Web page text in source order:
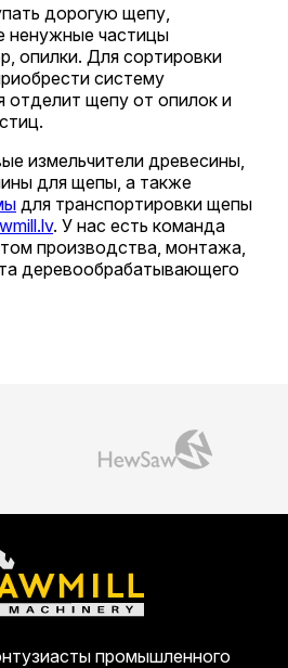
дорогую щепу,
частицы
опилки. Для сортировки
систему
отделит щепу от опилок и
измельчители древесины,
для щепы, а также
для транспортировки щепы
. У нас есть команда
производства, монтажа,
деревообрабатывающего
промышленного